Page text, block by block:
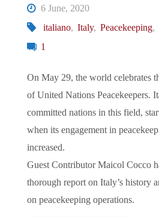
6 June, 2020
italiano, Italy, Peacekeeping,
1
On May 29, the world celebrates
of United Nations Peacekeepers.
committed nations in this field,
when its engagement in
increased.
Guest Contributor Maicol Cocco
thorough report on Italy’s history
on peacekeeping operations.